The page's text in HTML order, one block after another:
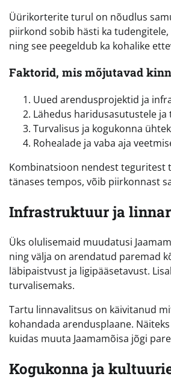
Üürikorterite turul on nõudlus
piirkond sobib hästi ka
ning see peegeldub ka kohalike
Faktorid, mis mõjutavad
Uued arendusprojektid ja
Lähedus haridusasutustele ja
Turvalisus ja kogukonna
Rohealade ja vaba aja
Kombinatsioon nendest teguritest
tänases tempos, võib piirkonnast
Infrastruktuur ja
Üks olulisemaid muudatusi
ning välja on arendatud paremad
läbipaistvust ja ligipääsetavust.
turvalisemaks.
Tartu linnavalitsus on käivitanud
kohandada arendusplaane.
kuidas muuta Jaamamõisa jõgi
Kogukonna ja